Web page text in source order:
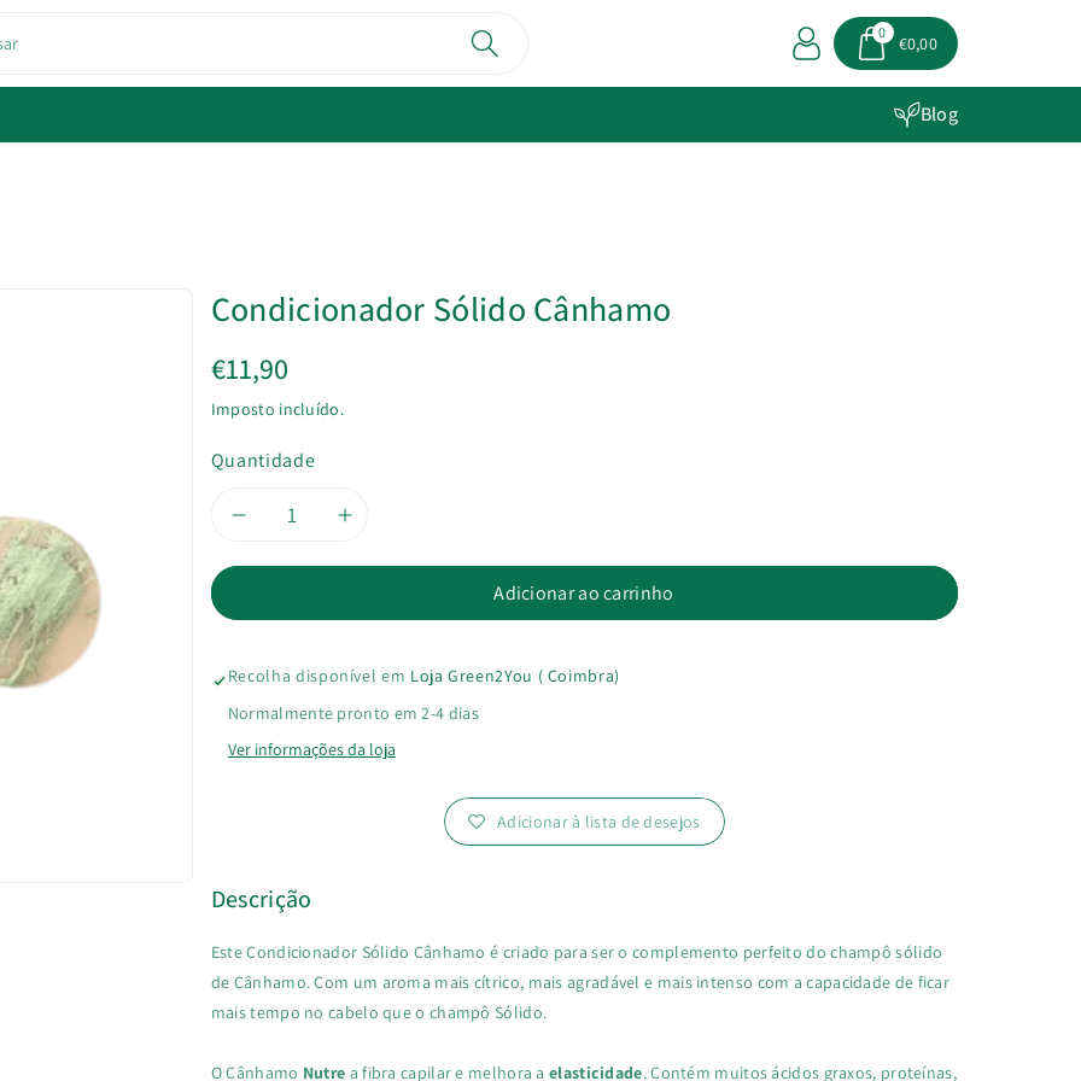
0
€0,00
Blog
Condicionador Sólido Cânhamo
€11,90
Imposto incluído.
Quantidade
Diminuir
de
Condicionador
Aumentar
de
Condicionador
Cânhamo
Adicionar ao carrinho
Recolha disponível em Loja Green2You ( Coimbra)
Normalmente pronto em 2-4 dias
Ver informações da loja
Adicionar à lista de desejos
Descrição
Este Condicionador Sólido Cânhamo é criado para ser o complemento perfeito do champô sólido
de Cânhamo. Com um aroma mais cítrico, mais agradável e mais intenso com a capacidade de ficar
mais tempo no cabelo que o champô Sólido.
O Cânhamo Nutre a fibra capilar e melhora aelasticidade. Contém muitos ácidos graxos, proteínas,